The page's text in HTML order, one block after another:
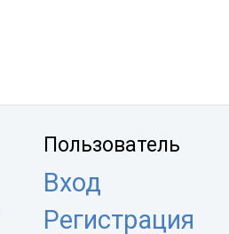
Пользователь
Вход
Регистрация